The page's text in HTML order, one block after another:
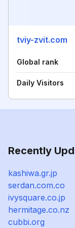
tviy-zvit.com
Global rank
Daily Visitors
Recently
kashiwa.gr.jp
serdan.com.co
ivysquare.co.jp
hermitage.co.nz
cubbi.org